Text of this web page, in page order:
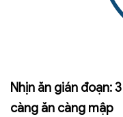
Nhịn ăn gián đoạn:
càng ăn càng mập